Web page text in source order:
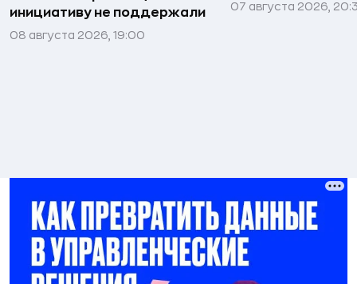
инициативу не поддержали
08 августа 2026, 19:00
07 августа 2026,